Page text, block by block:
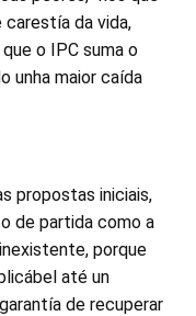
carestía da vida,
o IPC suma o
unha maior caída
propostas iniciais,
de partida como a
porque
até un
de recuperar